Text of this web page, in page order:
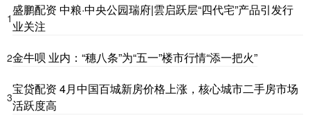
1
盛鹏配资 中粮·中央公园瑞府|雲启跃层“四代宅”产品引发行
业关注
2金牛呗 业内：“穗八条”为“五一”楼市行情“添一把火”
3
宝贷配资 4月中国百城新房价格上涨，核心城市二手房市场
活跃度高